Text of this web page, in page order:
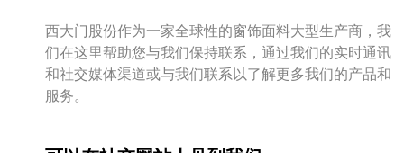
西大门股份作为一家全球性的窗饰面料大型生产商，我
们在这里帮助您与我们保持联系，通过我们的实时通讯
和社交媒体渠道或与我们联系以了解更多我们的产品和
服务。